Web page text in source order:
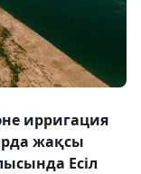
ирригация
жақсы
Есіл